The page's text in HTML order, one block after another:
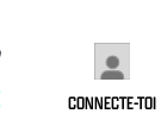
CONNECTE-TOI